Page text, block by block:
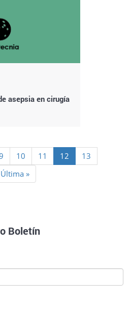
asepsia en cirugía
Page
10 Page
11
Página
actual
12 Page
13
Última
página
Última »
Boletín